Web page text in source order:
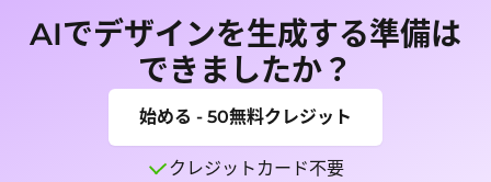
AIでデザインを生成する準備は
できましたか？
始める - 50無料クレジット
クレジットカード不要